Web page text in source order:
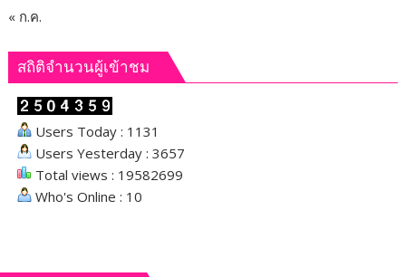
« ก.ค.
สถิติจำนวนผู้เข้าชม
Users Today : 1131
Users Yesterday : 3657
Total views : 19582699
Who's Online : 10